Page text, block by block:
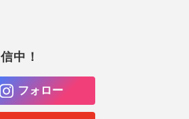
中！
フォロー